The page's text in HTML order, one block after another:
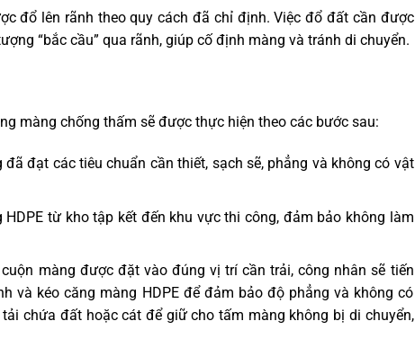
đổ lên rãnh theo quy cách đã chỉ định. Việc đổ đất cần được
“bắc cầu” qua rãnh, giúp cố định màng và tránh di chuyển.
màng chống thấm sẽ được thực hiện theo các bước sau:
đạt các tiêu chuẩn cần thiết, sạch sẽ, phẳng và không có vật
HDPE từ kho tập kết đến khu vực thi công, đảm bảo không làm
màng được đặt vào đúng vị trí cần trải, công nhân sẽ tiến
và kéo căng màng HDPE để đảm bảo độ phẳng và không có
chứa đất hoặc cát để giữ cho tấm màng không bị di chuyển,